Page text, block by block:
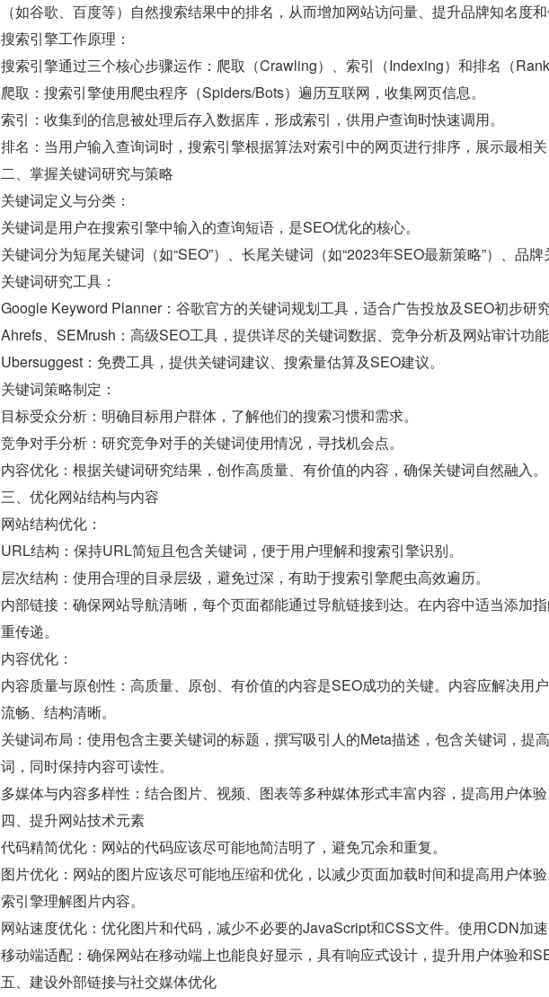
（如谷歌、百度等）自然搜索结果中的排名，从而增加网站访问量、提升品牌知名度和
搜索引擎工作原理：
搜索引擎通过三个核心步骤运作：爬取（Crawling）、索引（Indexing）和排名（
爬取：搜索引擎使用爬虫程序（Spiders/Bots）遍历互联网，收集网页信息。
索引：收集到的信息被处理后存入数据库，形成索引，供用户查询时快速调用。
排名：当用户输入查询词时，搜索引擎根据算法对索引中的网页进行排序，展示最相关
二、掌握关键词研究与策略
关键词定义与分类：
关键词是用户在搜索引擎中输入的查询短语，是SEO优化的核心。
关键词分为短尾关键词（如“SEO”）、长尾关键词（如“2023年SEO最新策略”）、品牌
关键词研究工具：
Google Keyword Planner：谷歌官方的关键词规划工具，适合广告投放及SEO初步研究
Ahrefs、SEMrush：高级SEO工具，提供详尽的关键词数据、竞争分析及网站审计功能
Ubersuggest：免费工具，提供关键词建议、搜索量估算及SEO建议。
关键词策略制定：
目标受众分析：明确目标用户群体，了解他们的搜索习惯和需求。
竞争对手分析：研究竞争对手的关键词使用情况，寻找机会点。
内容优化：根据关键词研究结果，创作高质量、有价值的内容，确保关键词自然融入。
三、优化网站结构与内容
网站结构优化：
URL结构：保持URL简短且包含关键词，便于用户理解和搜索引擎识别。
层次结构：使用合理的目录层级，避免过深，有助于搜索引擎爬虫高效遍历。
内部链接：确保网站导航清晰，每个页面都能通过导航链接到达。在内容中适当添加
重传递。
内容优化：
内容质量与原创性：高质量、原创、有价值的内容是SEO成功的关键。内容应解决用
流畅、结构清晰。
关键词布局：使用包含主要关键词的标题，撰写吸引人的Meta描述，包含关键词，提
词，同时保持内容可读性。
多媒体与内容多样性：结合图片、视频、图表等多种媒体形式丰富内容，提高用户体验
四、提升网站技术元素
代码精简优化：网站的代码应该尽可能地简洁明了，避免冗余和重复。
图片优化：网站的图片应该尽可能地压缩和优化，以减少页面加载时间和提高用户体
索引擎理解图片内容。
网站速度优化：优化图片和代码，减少不必要的JavaScript和CSS文件。使用CDN加
移动端适配：确保网站在移动端上也能良好显示，具有响应式设计，提升用户体验和
五、建设外部链接与社交媒体优化